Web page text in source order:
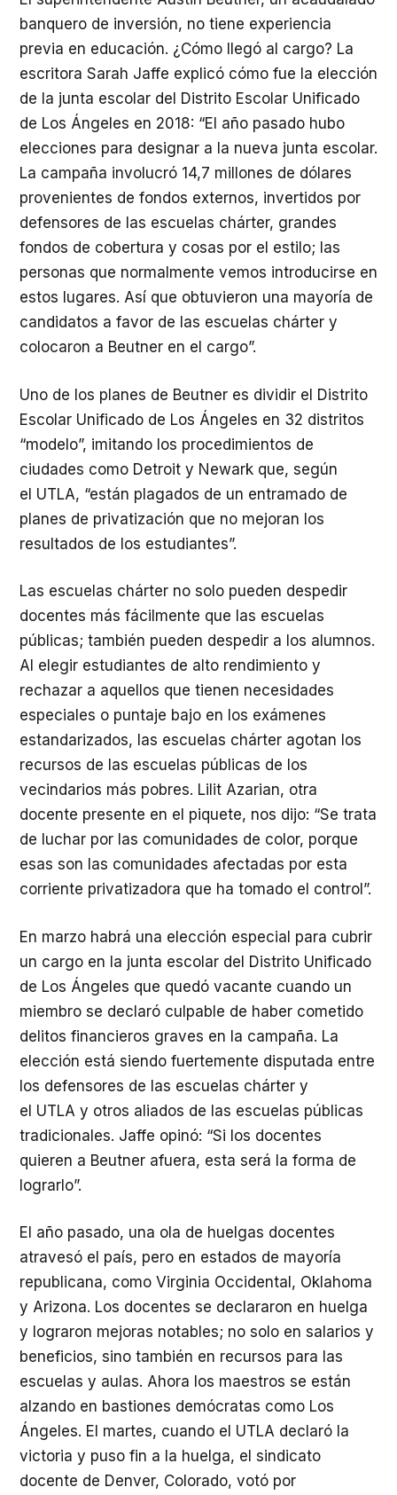
banquero de inversión, no tiene experiencia
previa en educación. ¿Cómo llegó al cargo? La
escritora Sarah Jaffe explicó cómo fue la elección
de la junta escolar del Distrito Escolar Unificado
de Los Ángeles en 2018: “El año pasado hubo
elecciones para designar a la nueva junta escolar.
La campaña involucró 14,7 millones de dólares
provenientes de fondos externos, invertidos por
defensores de las escuelas chárter, grandes
fondos de cobertura y cosas por el estilo; las
personas que normalmente vemos introducirse en
estos lugares. Así que obtuvieron una mayoría de
candidatos a favor de las escuelas chárter y
colocaron a Beutner en el cargo”.
Uno de los planes de Beutner es dividir el Distrito
Escolar Unificado de Los Ángeles en 32 distritos
“modelo”, imitando los procedimientos de
ciudades como Detroit y Newark que, según
el UTLA, “están plagados de un entramado de
planes de privatización que no mejoran los
resultados de los estudiantes”.
Las escuelas chárter no solo pueden despedir
docentes más fácilmente que las escuelas
públicas; también pueden despedir a los alumnos.
Al elegir estudiantes de alto rendimiento y
rechazar a aquellos que tienen necesidades
especiales o puntaje bajo en los exámenes
estandarizados, las escuelas chárter agotan los
recursos de las escuelas públicas de los
vecindarios más pobres. Lilit Azarian, otra
docente presente en el piquete, nos dijo: “Se trata
de luchar por las comunidades de color, porque
esas son las comunidades afectadas por esta
corriente privatizadora que ha tomado el control”.
En marzo habrá una elección especial para cubrir
un cargo en la junta escolar del Distrito Unificado
de Los Ángeles que quedó vacante cuando un
miembro se declaró culpable de haber cometido
delitos financieros graves en la campaña. La
elección está siendo fuertemente disputada entre
los defensores de las escuelas chárter y
el UTLA y otros aliados de las escuelas públicas
tradicionales. Jaffe opinó: “Si los docentes
quieren a Beutner afuera, esta será la forma de
lograrlo”.
El año pasado, una ola de huelgas docentes
atravesó el país, pero en estados de mayoría
republicana, como Virginia Occidental, Oklahoma
y Arizona. Los docentes se declararon en huelga
y lograron mejoras notables; no solo en salarios y
beneficios, sino también en recursos para las
escuelas y aulas. Ahora los maestros se están
alzando en bastiones demócratas como Los
Ángeles. El martes, cuando el UTLA declaró la
victoria y puso fin a la huelga, el sindicato
docente de Denver, Colorado, votó por